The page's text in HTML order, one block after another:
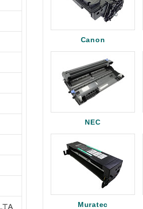
Canon
NEC
Muratec